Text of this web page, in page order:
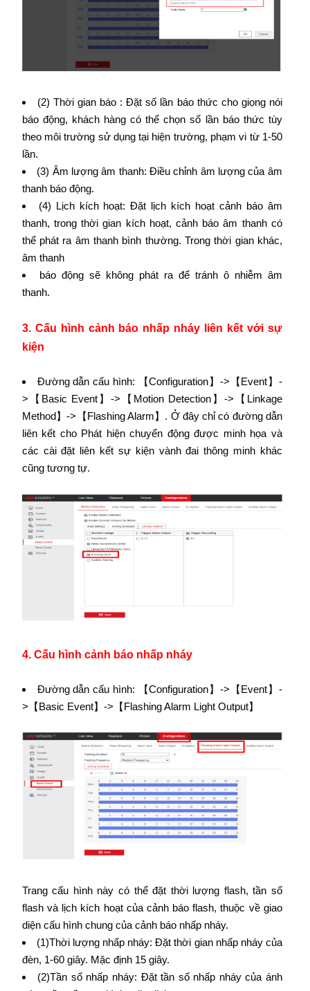
(2) Thời gian báo : Đặt số lần báo thức cho giọng nói
báo động, khách hàng có thể chọn số lần báo thức tùy
theo môi trường sử dụng tại hiện trường, phạm vi từ 1-50
lần.
(3) Âm lượng âm thanh: Điều chỉnh âm lượng của âm
thanh báo động.
(4) Lịch kích hoạt: Đặt lịch kích hoạt cảnh báo âm
thanh, trong thời gian kích hoạt, cảnh báo âm thanh có
thể phát ra âm thanh bình thường. Trong thời gian khác,
âm thanh
báo động sẽ không phát ra để tránh ô nhiễm âm
thanh.
3. Cấu hình cảnh báo nhấp nháy liên kết với sự
kiện
Đường dẫn cấu hình: 【Configuration】->【Event】-
>【Basic Event】->【Motion Detection】->【Linkage
Method】->【Flashing Alarm】. Ở đây chỉ có đường dẫn
liên kết cho Phát hiện chuyển động được minh họa và
các cài đặt liên kết sự kiện vành đai thông minh khác
cũng tương tự.
4. Cấu hình cảnh báo nhấp nháy
Đường dẫn cấu hình: 【Configuration】->【Event】-
>【Basic Event】->【Flashing Alarm Light Output】
Trang cấu hình này có thể đặt thời lượng flash, tần số
flash và lịch kích hoạt của cảnh báo flash, thuộc về giao
diện cấu hình chung của cảnh báo nhấp nháy.
(1)Thời lượng nhấp nháy: Đặt thời gian nhấp nháy của
đèn, 1-60 giây. Mặc định 15 giây.
(2)Tần số nhấp nháy: Đặt tần số nhấp nháy của ánh